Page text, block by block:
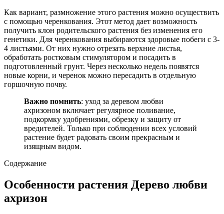
Как вариант, размножение этого растения можно осуществить
с помощью черенкования. Этот метод дает возможность
получить клон родительского растения без изменения его
генетики. Для черенкования выбираются здоровые побеги с 3-
4 листьями. От них нужно отрезать верхние листья,
обработать ростковым стимулятором и посадить в
подготовленный грунт. Через несколько недель появятся
новые корни, и черенок можно пересадить в отдельную
горшочную почву.
Важно помнить: уход за деревом любви
ахризоном включает регулярное поливание,
подкормку удобрениями, обрезку и защиту от
вредителей. Только при соблюдении всех условий
растение будет радовать своим прекрасным и
изящным видом.
Содержание
Особенности растения Дерево любви
ахризон